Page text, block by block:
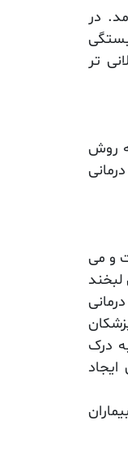
در
تر
روش
و می
درک